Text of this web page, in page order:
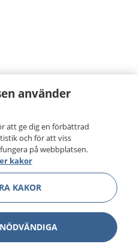
använder
att ge dig en förbättrad
och för att viss
på webbplatsen.
kakor
KAKOR